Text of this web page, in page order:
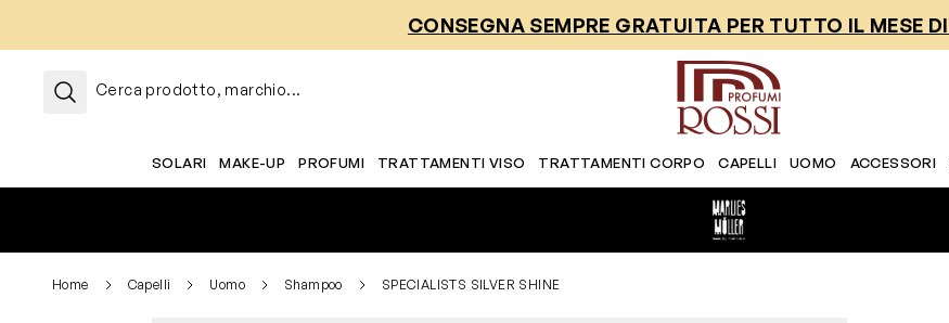
CONSEGNA SEMPRE GRATUITA PER TUTTO IL MESE
Cerca prodotto, marchio...
SOLARI MAKE-UP PROFUMI TRATTAMENTI VISO TRATTAMENTI CORPO CAPELLI UOMO ACCESSORI
Home Capelli Uomo Shampoo SPECIALISTS SILVER SHINE